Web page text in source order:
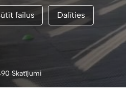
failus Dalīties
Skatījumi